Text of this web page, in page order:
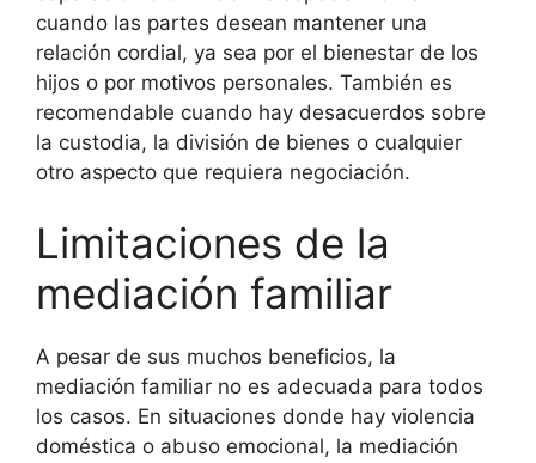
cuando las partes desean mantener una
relación cordial, ya sea por el bienestar de los
hijos o por motivos personales. También es
recomendable cuando hay desacuerdos sobre
la custodia, la división de bienes o cualquier
otro aspecto que requiera negociación.
Limitaciones de la
mediación familiar
A pesar de sus muchos beneficios, la
mediación familiar no es adecuada para todos
los casos. En situaciones donde hay violencia
doméstica o abuso emocional, la mediación